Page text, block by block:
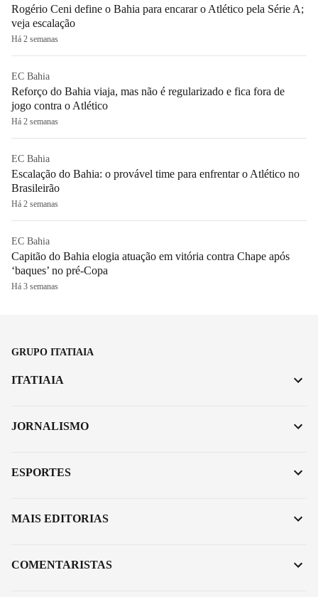
Rogério Ceni define o Bahia para encarar o Atlético pela Série A;
veja escalação
Há 2 semanas
EC Bahia
Reforço do Bahia viaja, mas não é regularizado e fica fora de
jogo contra o Atlético
Há 2 semanas
EC Bahia
Escalação do Bahia: o provável time para enfrentar o Atlético no
Brasileirão
Há 2 semanas
EC Bahia
Capitão do Bahia elogia atuação em vitória contra Chape após
‘baques’ no pré-Copa
Há 3 semanas
GRUPO ITATIAIA
ITATIAIA
JORNALISMO
ESPORTES
MAIS EDITORIAS
COMENTARISTAS